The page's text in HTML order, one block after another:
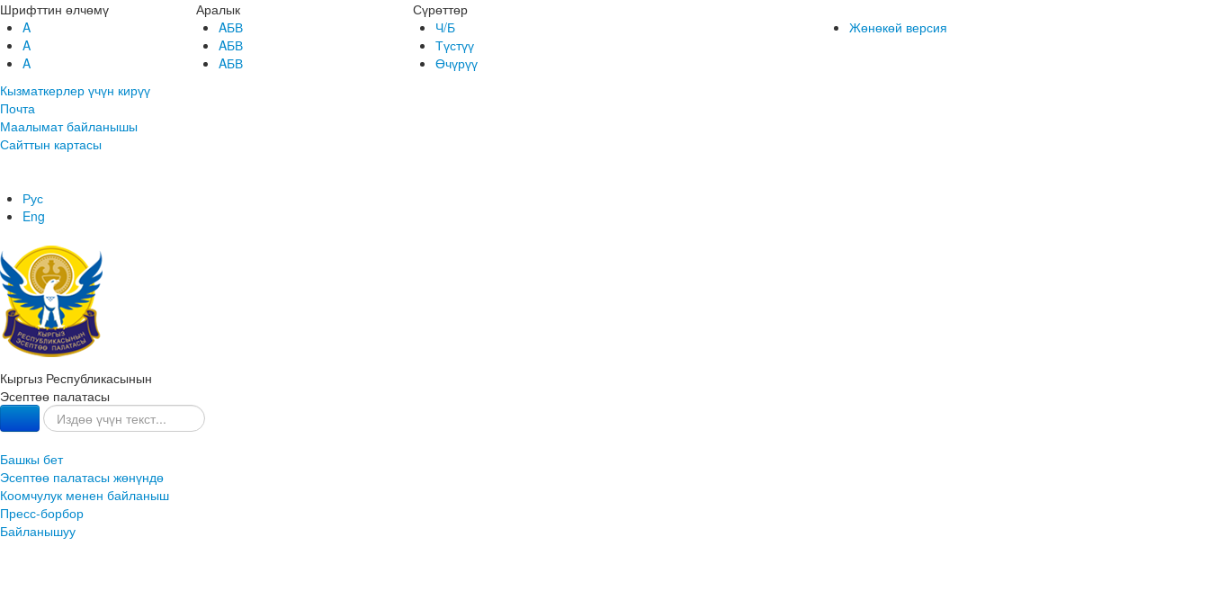
Шрифттин өлчөмү
A
A
A
Аралык
AБВ
AБВ
AБВ
Сүрөттөр
Ч/Б
Түстүү
Өчүрүү
Жөнөкөй версия
Кызматкерлер үчүн кирүү
Почта
Маалымат байланышы
Сайттын картасы
Рус
Eng
Кыргыз Республикасынын
Эсептөө палатасы
Башкы бет
Эсептөө палатасы жөнүндө
Коомчулук менен байланыш
Пресс-борбор
Байланышуу